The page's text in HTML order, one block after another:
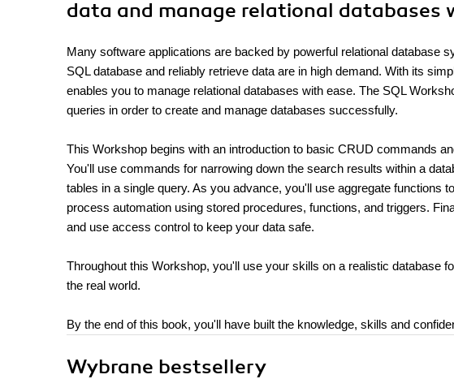
data and manage relational databases
Many software applications are backed by powerful relational database
SQL database and reliably retrieve data are in high demand. With its
enables you to manage relational databases with ease. The SQL
queries in order to create and manage databases successfully.
This Workshop begins with an introduction to basic CRUD commands
You'll use commands for narrowing down the search results within a
tables in a single query. As you advance, you'll use aggregate functions
process automation using stored procedures, functions, and triggers.
and use access control to keep your data safe.
Throughout this Workshop, you'll use your skills on a realistic database
the real world.
By the end of this book, you'll have built the knowledge, skills and
Wybrane bestsellery